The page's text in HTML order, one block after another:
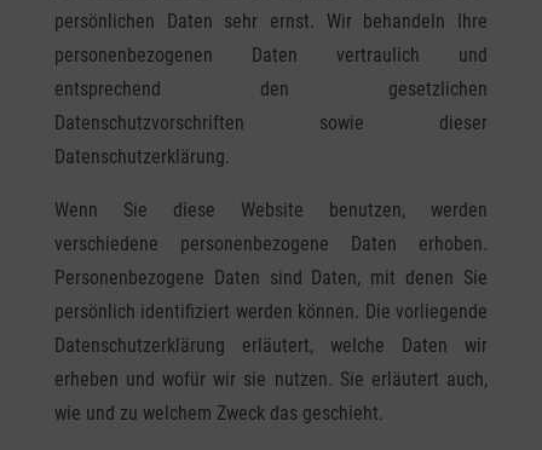
persönlichen Daten sehr ernst. Wir behandeln Ihre
personenbezogenen Daten vertraulich und
entsprechend den gesetzlichen
Datenschutzvorschriften sowie dieser
Datenschutzerklärung.
Wenn Sie diese Website benutzen, werden
verschiedene personenbezogene Daten erhoben.
Personenbezogene Daten sind Daten, mit denen Sie
persönlich identifiziert werden können. Die vorliegende
Datenschutzerklärung erläutert, welche Daten wir
erheben und wofür wir sie nutzen. Sie erläutert auch,
wie und zu welchem Zweck das geschieht.